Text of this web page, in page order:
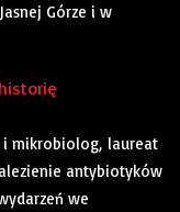
Górze i w
i mikrobiolog, laureat
antybiotyków
we